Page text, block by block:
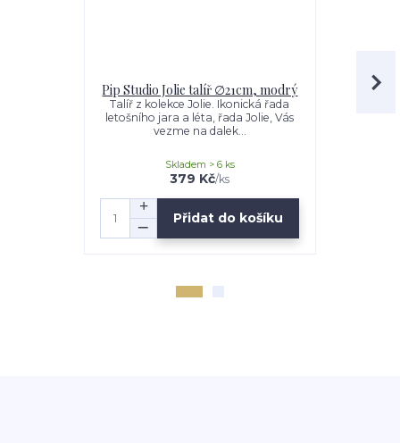
Pip Studio Jolie talíř ∅21cm, modrý
Talíř z kolekce Jolie. Ikonická řada
letošního jara a léta, řada Jolie, Vás
vezme na dalek...
379 Kč/ks
Skladem > 6 ks
Přidat do košíku
Pip